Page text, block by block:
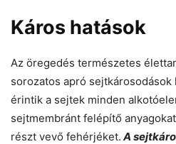
Káros hatások
Az öregedés természetes
sorozatos apró
érintik a sejtek minden
sejtmembránt felépítő
részt vevő fehérjéket. A